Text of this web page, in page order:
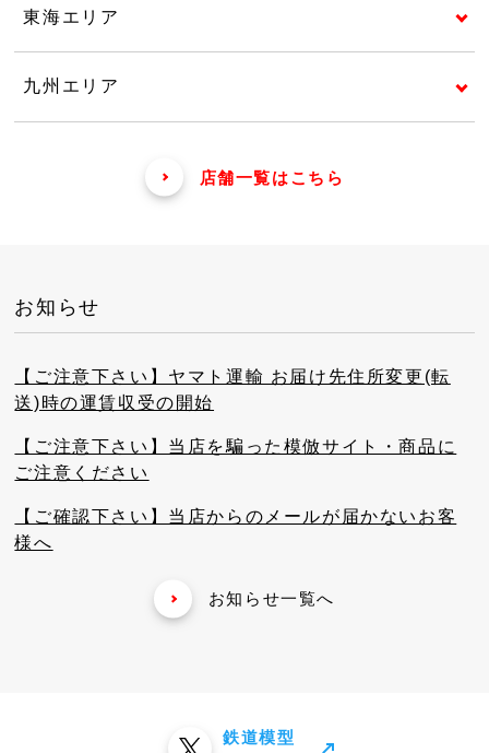
東海エリア
九州エリア
店舗一覧はこちら
お知らせ
【ご注意下さい】ヤマト運輸 お届け先住所変更(転
送)時の運賃収受の開始
【ご注意下さい】当店を騙った模倣サイト・商品に
ご注意ください
【ご確認下さい】当店からのメールが届かないお客
様へ
お知らせ一覧へ
鉄道模型